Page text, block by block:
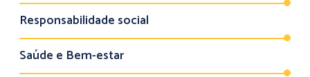
Responsabilidade social
Saúde e Bem-estar